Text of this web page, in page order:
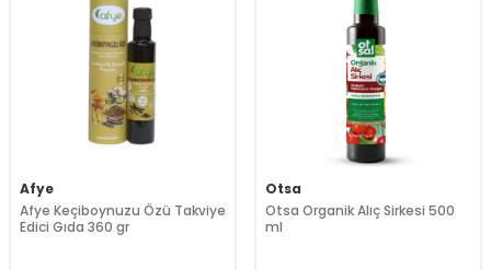
Afye
Afye Keçiboynuzu Özü Takviye
Edici Gıda 360 gr
Otsa
Otsa Organik Alıç Sirkesi 500
ml